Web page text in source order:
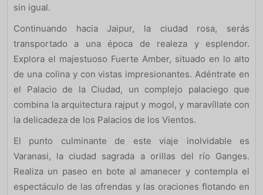
sin igual.
Continuando hacia Jaipur, la ciudad rosa, serás
transportado a una época de realeza y esplendor.
Explora el majestuoso Fuerte Amber, situado en lo alto
de una colina y con vistas impresionantes. Adéntrate en
el Palacio de la Ciudad, un complejo palaciego que
combina la arquitectura rajput y mogol, y maravíllate con
la delicadeza de los Palacios de los Vientos.
El punto culminante de este viaje inolvidable es
Varanasi, la ciudad sagrada a orillas del río Ganges.
Realiza un paseo en bote al amanecer y contempla el
espectáculo de las ofrendas y las oraciones flotando en